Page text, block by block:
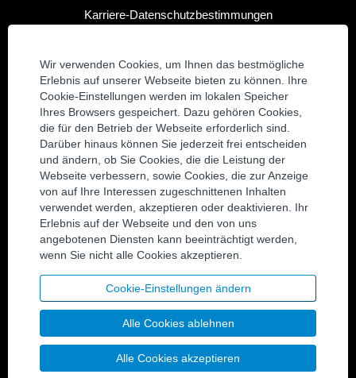
Wir verwenden Cookies, um Ihnen das bestmögliche
Erlebnis auf unserer Webseite bieten zu können. Ihre
Cookie-Einstellungen werden im lokalen Speicher
Ihres Browsers gespeichert. Dazu gehören Cookies,
die für den Betrieb der Webseite erforderlich sind.
Darüber hinaus können Sie jederzeit frei entscheiden
und ändern, ob Sie Cookies, die die Leistung der
Webseite verbessern, sowie Cookies, die zur Anzeige
von auf Ihre Interessen zugeschnittenen Inhalten
verwendet werden, akzeptieren oder deaktivieren. Ihr
Erlebnis auf der Webseite und den von uns
angebotenen Diensten kann beeinträchtigt werden,
wenn Sie nicht alle Cookies akzeptieren.
Cookie-Einstellungen ändern
Alle Cookies ablehnen
Alle Cookies akzeptieren
Karriere-Datenschutzbestimmungen
KARRIEREN
Alle Stellen ansehen
Werden Sie Mitglied unserer Talent-Community
KONTAKT
Kontaktieren Sie uns
Standorte
SOCIAL MEDIA
LinkedIn
YouTube
Facebook